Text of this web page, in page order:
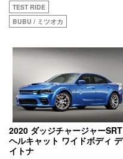
TEST RIDE
BUBU / ミツオカ
2020 ダッジチャージャーSRT
ヘルキャット ワイドボディ デ
イトナ